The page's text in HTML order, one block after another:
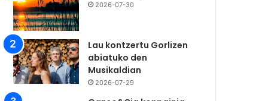
2026-07-30
Lau kontzertu Gorlizen
abiatuko den
Musikaldian
2026-07-29